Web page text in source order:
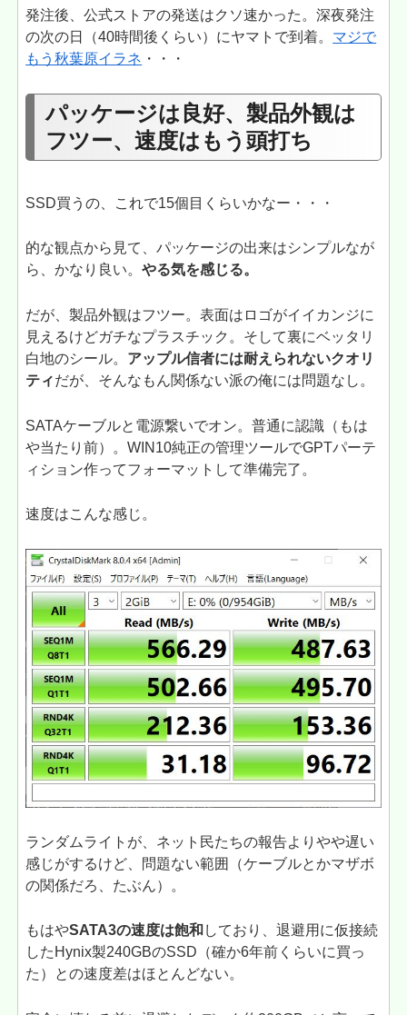
発注後、公式ストアの発送はクソ速かった。深夜発注
の次の日（40時間後くらい）にヤマトで到着。 マジで
もう秋葉原イラネ ・・・
パッケージは良好、製品外観は
フツー、速度はもう頭打ち
SSD買うの、これで15個目くらいかなー・・・
的な観点から見て、パッケージの出来はシンプルなが
ら、かなり良い。やる気を感じる。
だが、製品外観はフツー。表面はロゴがイイカンジに
見えるけどガチなプラスチック。そして裏にベッタリ
白地のシール。 アップル信者には耐えられないクオリ
ティだが、そんなもん関係ない派の俺には問題なし。
SATAケーブルと電源繋いでオン。普通に認識（もは
や当たり前）。WIN10純正の管理ツールでGPTパーテ
ィション作ってフォーマットして準備完了。
速度はこんな感じ。
ランダムライトが、ネット民たちの報告よりやや遅い
感じがするけど、問題ない範囲（ケーブルとかマザボ
の関係だろ、たぶん）。
もはやSATA3の速度は飽和 しており、退避用に仮接続
したHynix製240GBのSSD（確か6年前くらいに買っ
た）との速度差はほとんどない。